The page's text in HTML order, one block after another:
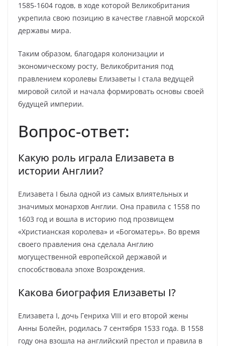
1585-1604 годов, в ходе которой Великобритания
укрепила свою позицию в качестве главной морской
державы мира.
Таким образом, благодаря колонизации и
экономическому росту, Великобритания под
правлением королевы Елизаветы I стала ведущей
мировой силой и начала формировать основы своей
будущей империи.
Вопрос-ответ:
Какую роль играла Елизавета в
истории Англии?
Елизавета I была одной из самых влиятельных и
значимых монархов Англии. Она правила с 1558 по
1603 год и вошла в историю под прозвищем
«Христианская королева» и «Богоматерь». Во время
своего правления она сделала Англию
могущественной европейской державой и
способствовала эпохе Возрождения.
Какова биография Елизаветы I?
Елизавета I, дочь Генриха VIII и его второй жены
Анны Болейн, родилась 7 сентября 1533 года. В 1558
году она взошла на английский престол и правила в